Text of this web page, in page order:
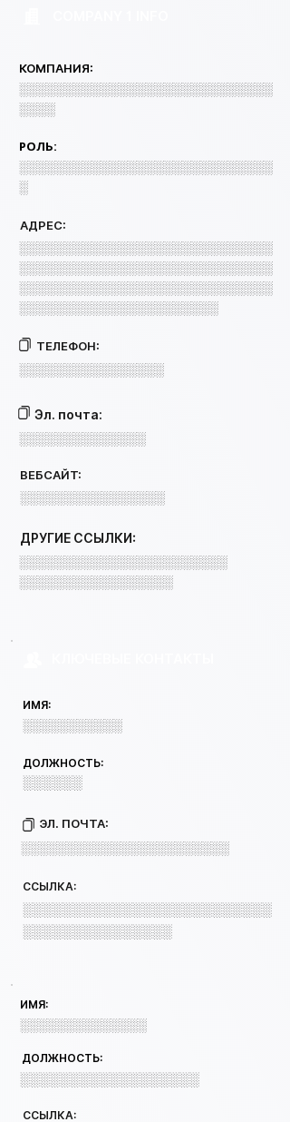
КОМПАНИЯ:
░░░░░░░░░░░░░░░░░░░░░░░░░░░░
░░░░
РОЛЬ:
░░░░░░░░░░░░░░░░░░░░░░░░░░░░
░
АДРЕС:
░░░░░░░░░░░░░░░░░░░░░░░░░░░░
░░░░░░░░░░░░░░░░░░░░░░░░░░░░
░░░░░░░░░░░░░░░░░░░░░░░░░░░░
░░░░░░░░░░░░░░░░░░░░░░
ТЕЛЕФОН:
░░░░░░░░░░░░░░░░
Эл. почта:
░░░░░░░░░░░░░░
ВЕБСАЙТ:
░░░░░░░░░░░░░░░░
ДРУГИЕ ССЫЛКИ:
░░░░░░░░░░░░░░░░░░░░░░░
░░░░░░░░░░░░░░░░░
ИМЯ:
░░░░░░░░░░░
ДОЛЖНОСТЬ:
░░░░░░
ЭЛ. ПОЧТА:
░░░░░░░░░░░░░░░░░░░░░░░
ССЫЛКА:
░░░░░░░░░░░░░░░░░░░░░░░░░
░░░░░░░░░░░░░░░
ИМЯ:
░░░░░░░░░░░░░░
ДОЛЖНОСТЬ:
░░░░░░░░░░░░░░░░░░
ССЫЛКА: